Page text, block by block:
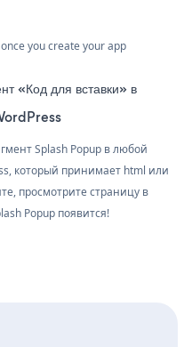
you create your app
«Код для вставки» в
Splash Popup в любой
который принимает html или
просмотрите страницу в
Popup появится!